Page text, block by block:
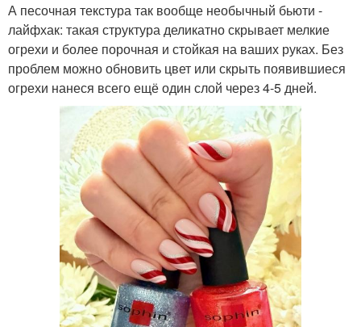
А песочная текстура так вообще необычный бьюти -
лайфхак: такая структура деликатно скрывает мелкие
огрехи и более порочная и стойкая на ваших руках. Без
проблем можно обновить цвет или скрыть появившиеся
огрехи нанеся всего ещё один слой через 4-5 дней.